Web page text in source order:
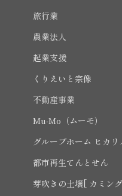
旅行業
農業法人
起業支援
くりえいと宗像
不動産事業
Mu-Mo（ムーモ）
グループホーム ヒカリ
都市再生てんとせん
芽吹きの土壌[ カミン